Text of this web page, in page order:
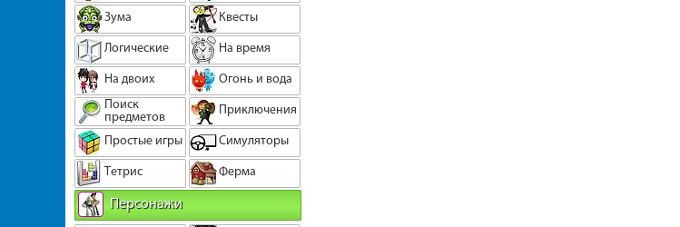
Зума
Квесты
Логические
На время
На двоих
Огонь и вода
Поиск
предметов
Приключения
Простые игры
Симуляторы
Тетрис
Ферма
Персонажи